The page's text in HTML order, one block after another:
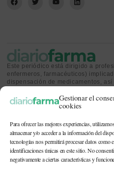
Gestionar el
cookies
Para ofrecer las mejores experiencias,
almacenar y/o acceder a la información del
tecnologías nos permitirá procesar datos como
identificaciones únicas en este sitio. No
negativamente a ciertas características y
Este periódico está dirigido a
enfermeros, farmacéuticos)
dispensación de medicamentos,
sanitaria.
CONTACTO Y QUIÉNES SOMOS|